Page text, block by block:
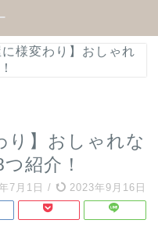
に様変わり】おしゃれ
り】おしゃれな
紹介！
7月1日 / 2023年9月16日